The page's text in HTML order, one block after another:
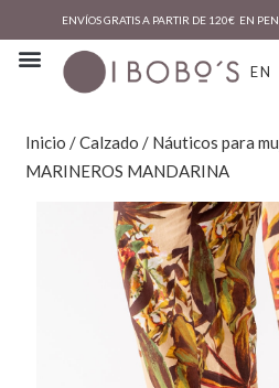
ENVÍOS GRATIS A PARTIR DE 120€ EN
EN
Inicio /Calzado / Náuticos para
MARINEROS MANDARINA